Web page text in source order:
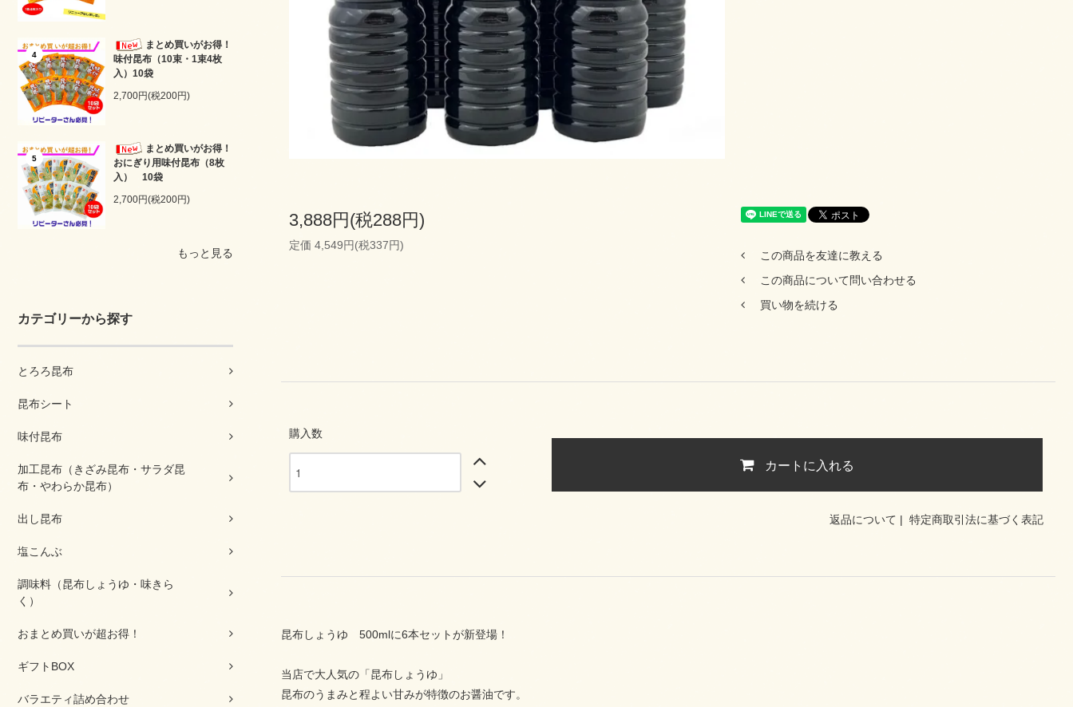
4
まとめ買いがお得！
味付昆布（10束・1束4枚
入）10袋
2,700円(税200円)
5
まとめ買いがお得！
おにぎり用味付昆布（8枚
入） 10袋
2,700円(税200円)
もっと見る
カテゴリーから探す
とろろ昆布
昆布シート
味付昆布
加工昆布（きざみ昆布・サラダ昆
布・やわらか昆布）
出し昆布
塩こんぶ
調味料（昆布しょうゆ・味きら
く）
おまとめ買いが超お得！
ギフトBOX
バラエティ詰め合わせ
3,888円(税288円)
定価 4,549円(税337円)
この商品を友達に教える
この商品について問い合わせる
買い物を続ける
購入数
カートに入れる
返品について | 特定商取引法に基づく表記
昆布しょうゆ 500mlに6本セットが新登場！
当店で大人気の「昆布しょうゆ」
昆布のうまみと程よい甘みが特徴のお醤油です。